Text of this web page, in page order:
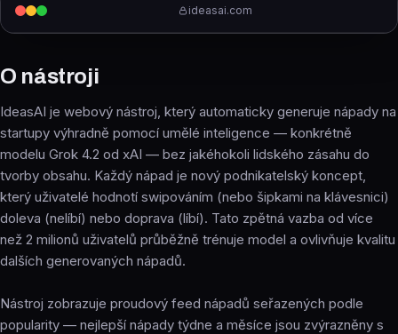
ideasai.com
O nástroji
IdeasAI je webový nástroj, který automaticky generuje nápady na
startupy výhradně pomocí umělé inteligence — konkrétně
modelu Grok 4.2 od xAI — bez jakéhokoli lidského zásahu do
tvorby obsahu. Každý nápad je nový podnikatelský koncept,
který uživatelé hodnotí swipováním (nebo šipkami na klávesnici)
doleva (nelíbí) nebo doprava (líbí). Tato zpětná vazba od více
než 2 milionů uživatelů průběžně trénuje model a ovlivňuje kvalitu
dalších generovaných nápadů.
Nástroj zobrazuje proudový feed nápadů seřazených podle
popularity — nejlepší nápady týdne a měsíce jsou zvýrazněny s